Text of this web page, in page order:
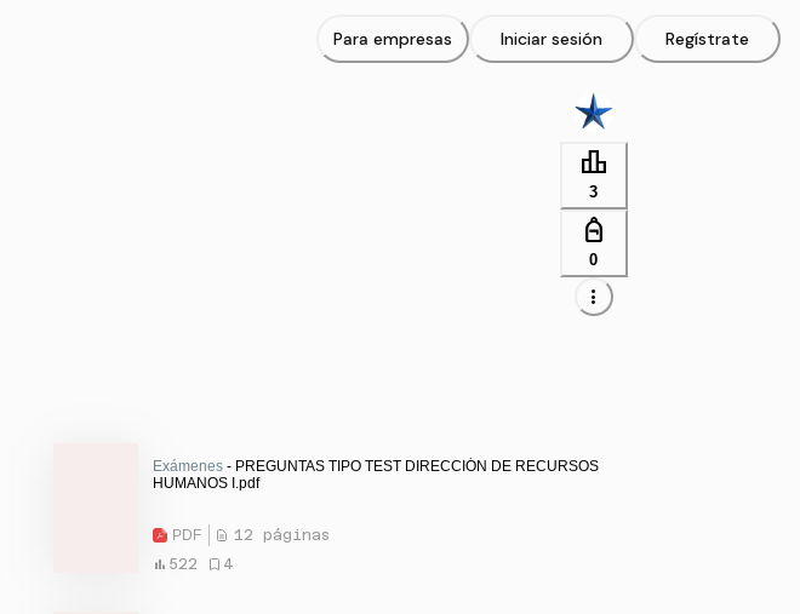
leaderboard
3
personal_bag
0
more_vert
Exámenes - PREGUNTAS TIPO TEST DIRECCIÓN DE RECURSOS
HUMANOS I.pdf
PDF
12 páginas
522
4
Para empresas Iniciar sesión Regístrate